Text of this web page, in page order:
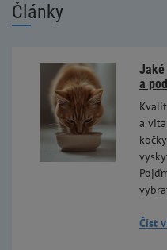
Články
a
a
Číst